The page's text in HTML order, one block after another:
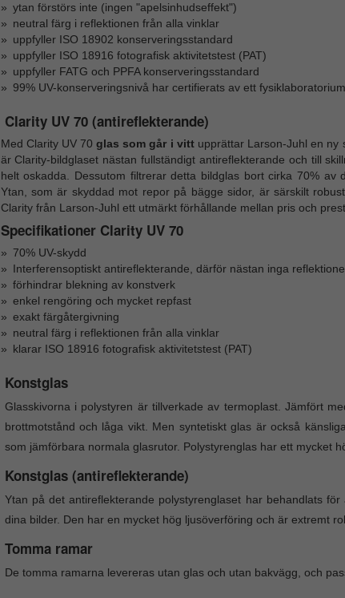
ytan förstörs inte (ingen "apelsinhudseffekt")
neutral färg i reflektionen från alla vinklar
uppfyller ISO 18902 konserveringsstandard
uppfyller ISO 18916 fotografisk aktivitetstest (PAT)
uppfyller FATG och PPFA konserveringsstandard
99% UV-konserveringsnivå har certifierats av ett
Clarity UV 70 (antireflekterande)
Med Clarity UV 70glas som går i vittupprättar Larson-Juhl en ny
är Clarity-bildglaset nästan fullständigt antireflekterande och till
helt oskadda. Dessutom filtrerar detta bildglas bort cirka 70% av
Ytan, som är skyddad mot repor på bägge sidor, är särskilt
Clarity från Larson-Juhl ett utmärkt förhållande mellan pris och
Specifikationer Clarity UV 70
70% UV-skydd
Interferensoptiskt antireflekterande, därför nästan inga
förhindrar blekning av konstverk
enkel rengöring och mycket repfast
exakt färgåtergivning
neutral färg i reflektionen från alla vinklar
klarar ISO 18916 fotografisk aktivitetstest (PAT)
Konstglas
Glasskivorna i polystyren är tillverkade av termoplast. Jämfört
brottmotstånd och låga vikt. Men syntetiskt glas är också
som jämförbara normala glasrutor. Polystyrenglas har ett mycket
Konstglas (antireflekterande)
Ytan på det antireflekterande polystyrenglaset har behandlats
dina bilder. Den har en mycket hög ljusöverföring och är extremt
Tomma ramar
De tomma ramarna levereras utan glas och utan bakvägg, och